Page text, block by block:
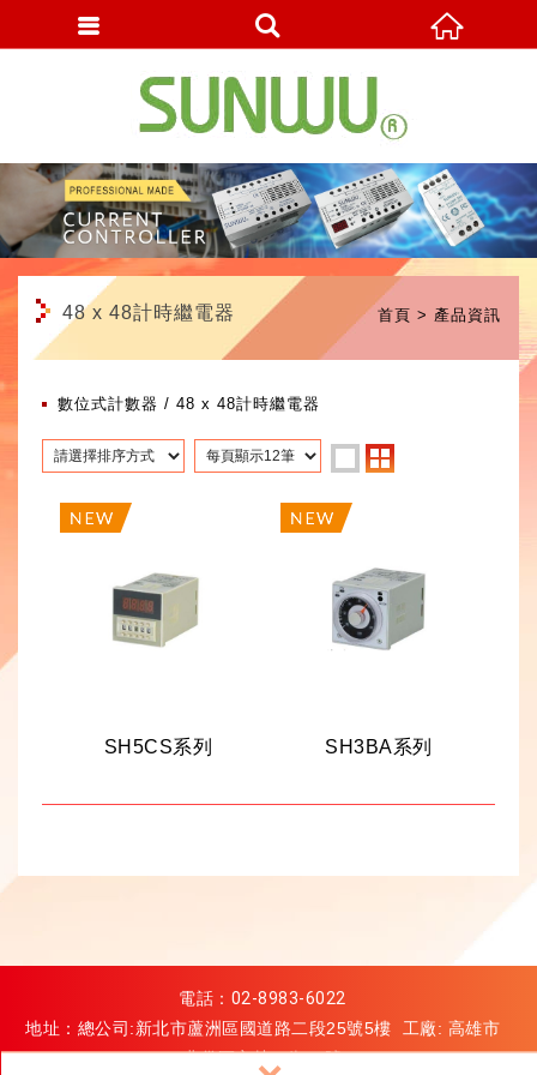
首頁 產品資訊
48 x 48計時繼電器
數位式計數器 48 x 48計時繼電器
SH5CS系列 SH3BA系列
電話： 02-8983-6022
地址：總公司:新北市蘆洲區國道路二段25號5樓 工廠: 高雄市
燕巢區安林二街68號